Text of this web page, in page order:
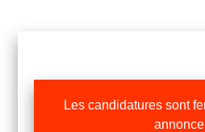
Les candidatures sont